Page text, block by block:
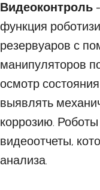
Видеоконтроль
функция
резервуаров с
манипуляторов
осмотр
выявлять
коррозию.
видеоотчеты,
анализа.